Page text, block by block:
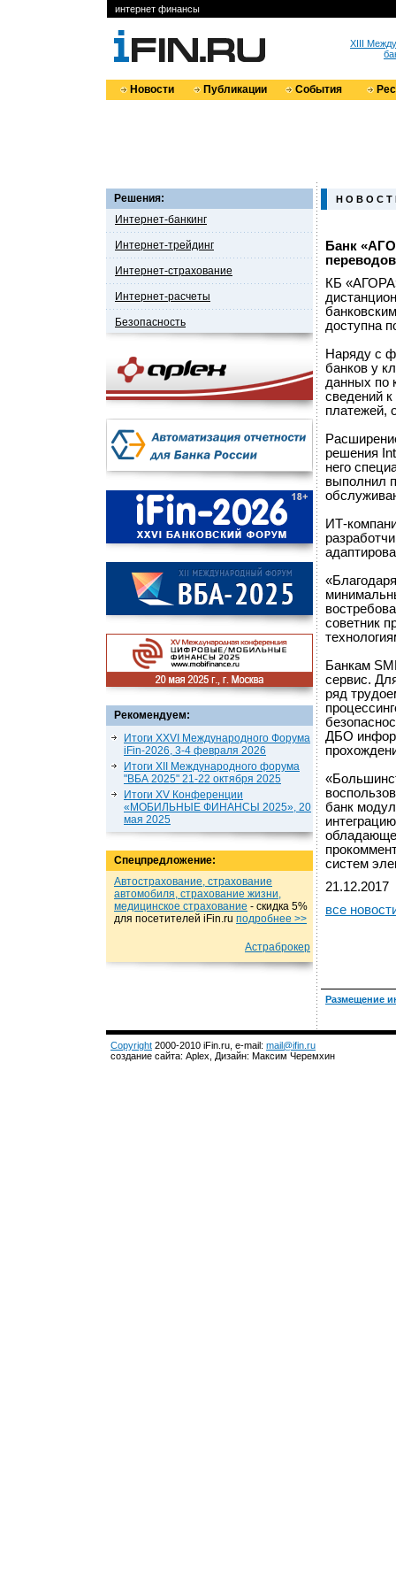
интернет финансы
XIII
Новости Публикации События
Решения:
Интернет-банкинг
Интернет-трейдинг
Интернет-страхование
Интернет-расчеты
Безопасность
Рекомендуем:
Итоги XXVI Международного Форума
iFin-2026, 3-4 февраля 2026
Итоги XII Международного форума
"ВБА 2025" 21-22 октября 2025
Итоги XV Конференции
«МОБИЛЬНЫЕ ФИНАНСЫ 2025», 20
мая 2025
Спецпредложение:
Автострахование, страхование
автомобиля, страхование жизни,
медицинское страхование - cкидка 5%
для посетителей iFin.ru подробнеe >>
Астраброкер
Н О В О С Т
Банк
КБ
доступна
Наряду с
банков у
данных по
сведений к
платежей,
решения
него
выполнил
ИТ-
советник
Банкам
сервис.
ряд
ДБО
банк
систем
21.12.2017
все
Размещение
Copyright 2000-2010 iFin.ru, e-mail: mail@ifin.ru
создание сайта: Aplex, Дизайн: Максим Черемхин